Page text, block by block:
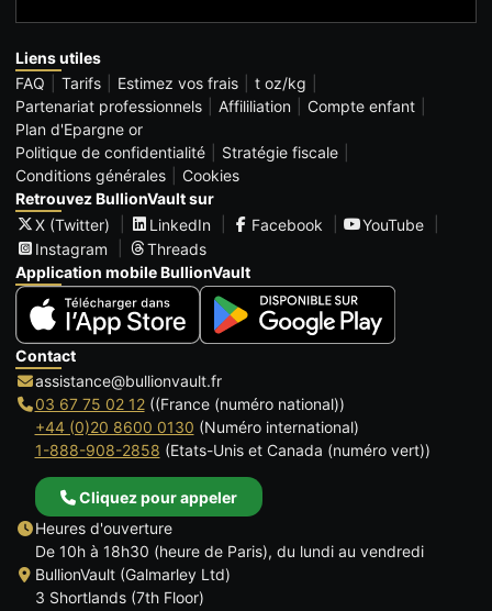
Liens utiles
FAQ
Tarifs Estimez vos frais
t oz/kg
Partenariat professionnels
Affililiation
Compte enfant
Plan d'Epargne or
Politique de confidentialité
Stratégie fiscale
Conditions générales
Cookies
Retrouvez BullionVault sur
X (Twitter)
LinkedIn Facebook
YouTube
Instagram
Threads
Application mobile BullionVault
Contact
assistance@bullionvault.fr
03 67 75 02 12((France (numéro national))
+44 (0)20 8600 0130 (Numéro international)
1-888-908-2858 (Etats-Unis et Canada (numéro vert))
Cliquez pour appeler
Heures d'ouverture
De 10h à 18h30 (heure de Paris), du lundi au vendredi
BullionVault (Galmarley Ltd)
3 Shortlands (7th Floor)